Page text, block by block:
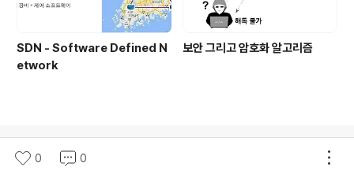
SDN - Software Defined N
etwork
보안 그리고 암호화 알고리즘
0 0